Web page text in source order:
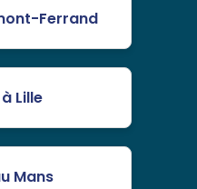
Ferrand
Lille
Mans